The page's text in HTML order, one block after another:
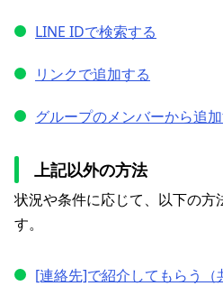
LINE IDで検索する
リンクで追加する
グループのメンバーから追
上記以外の方法
状況や条件に応じて、以下の方
す。
[連絡先]で紹介してもらう